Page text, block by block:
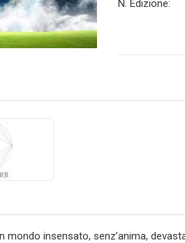
N. Edizione:
mondo insensato, senz’anima,